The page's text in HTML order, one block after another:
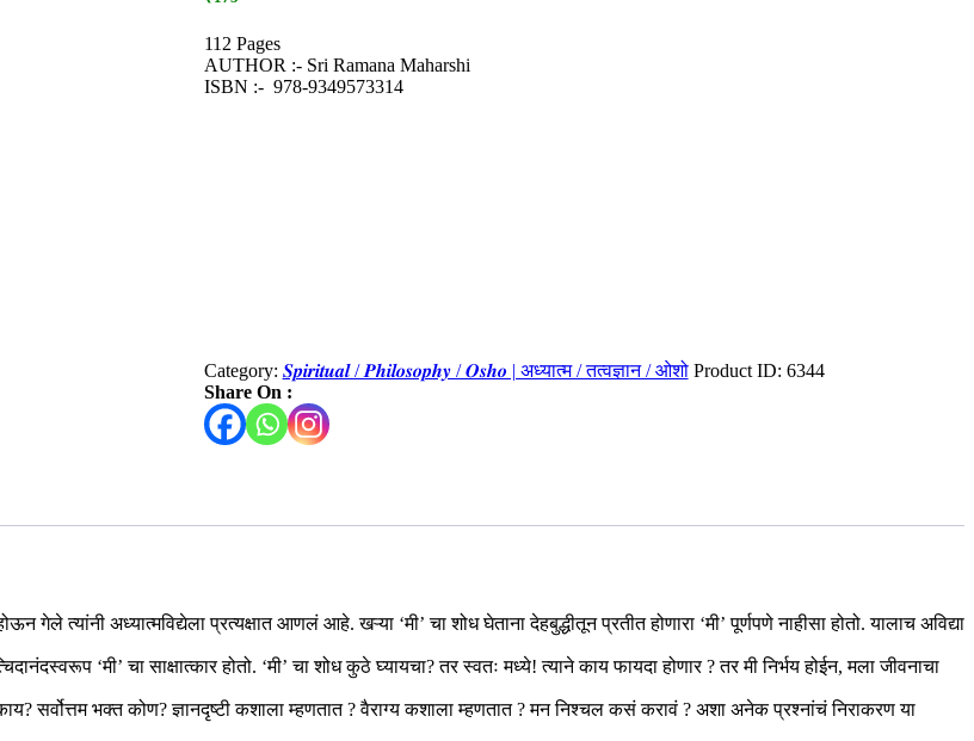
112 Pages
AUTHOR :- Sri Ramana Maharshi
ISBN :- ‎ 978-9349573314
Category: 𝑺𝒑𝒊𝒓𝒊𝒕𝒖𝒂𝒍 / 𝑷𝒉𝒊𝒍𝒐𝒔𝒐𝒑𝒉𝒚 / 𝑶𝒔𝒉𝒐 | अध्यात्म / तत्वज्ञान / ओशो Product ID: 6344
Share On :
त्यांनी अध्यात्मविद्येला प्रत्यक्षात आणलं आहे. खऱ्या ‘मी’ चा शोध घेताना देहबुद्धीतून प्रतीत होणारा ‘मी’ पूर्णपणे नाहीसा होतो. यालाच अविद्या
‘मी’ चा साक्षात्कार होतो. ‘मी’ चा शोध कुठे घ्यायचा? तर स्वतः मध्ये! त्याने काय फायदा होणार ? तर मी निर्भय होईन, मला जीवनाचा
सर्वोत्तम भक्त कोण? ज्ञानदृष्टी कशाला म्हणतात ? वैराग्य कशाला म्हणतात ? मन निश्चल कसं करावं ? अशा अनेक प्रश्नांचं निराकरण या